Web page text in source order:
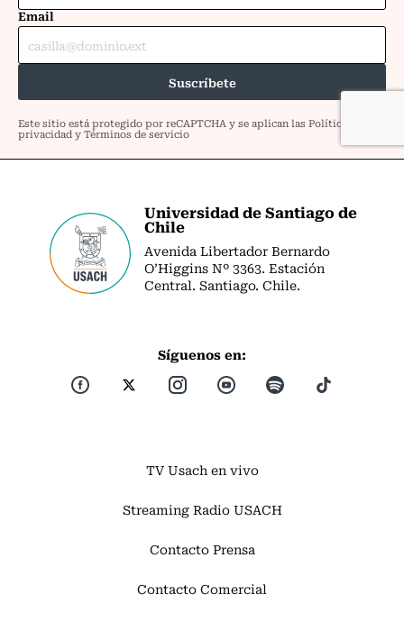
Universidad de Santiago de
Chile
Avenida Libertador Bernardo
O’Higgins Nº 3363. Estación
Central. Santiago. Chile.
Síguenos en:
TV Usach en vivo
Streaming Radio USACH
Contacto Prensa
Contacto Comercial